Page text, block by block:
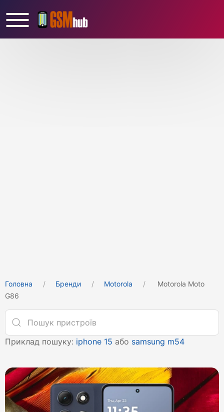
Головна Бренди Motorola
Motorola Moto
G86
Приклад пошуку: iphone 15 або samsung m54